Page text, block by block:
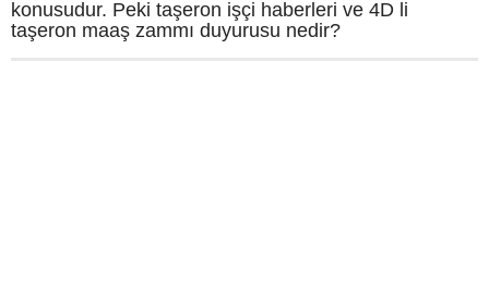
konusudur. Peki taşeron işçi haberleri ve 4D li
taşeron maaş zammı duyurusu nedir?